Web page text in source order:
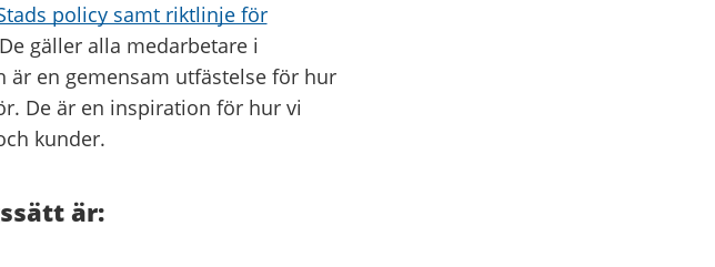
policy samt riktlinje för
gäller alla medarbetare i
är en gemensam utfästelse för hur
De är en inspiration för hur vi
kunder.
är: